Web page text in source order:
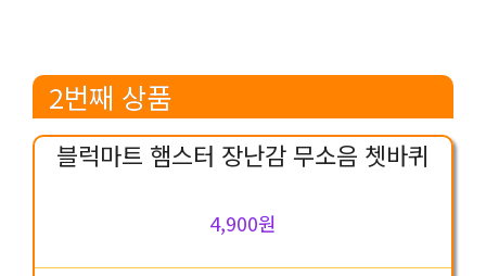
2번째 상품
블럭마트 햄스터 장난감 무소음 쳇바퀴
4,900원